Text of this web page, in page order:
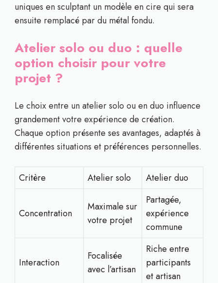
uniques en sculptant un modèle en cire qui sera
ensuite remplacé par du métal fondu.
Atelier solo ou duo : quelle
option choisir pour votre
projet ?
Le choix entre un atelier solo ou en duo influence
grandement votre expérience de création.
Chaque option présente ses avantages, adaptés à
différentes situations et préférences personnelles.
Critère Atelier solo Atelier duo
Concentration
Maximale sur
votre projet
Partagée,
expérience
commune
Interaction
Focalisée
avec l’artisan
Riche entre
participants
et artisan